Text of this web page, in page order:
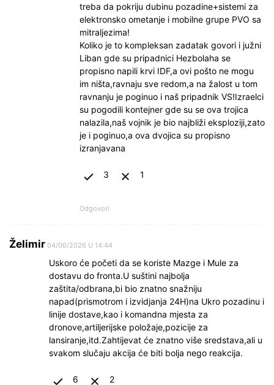
treba da pokriju dubinu pozadine+sistemi za
elektronsko ometanje i mobilne grupe PVO sa
mitraljezima!
Koliko je to kompleksan zadatak govori i južni
Liban gde su pripadnici Hezbolaha se
propisno napili krvi IDF,a ovi pošto ne mogu
im ništa,ravnaju sve redom,a na žalost u tom
ravnanju je poginuo i naš pripadnik VS!Izraelci
su pogodili kontejner gde su se ova trojica
nalazila,naš vojnik je bio najbliži eksploziji,zato
je i poginuo,a ova dvojica su propisno
izranjavana
3 1
Odgovori
Želimir 04/06/2026 U 14:44
Uskoro će početi da se koriste Mazge i Mule za
dostavu do fronta.U suštini najbolja
zaštita/odbrana,bi bio znatno snažniju
napad(prismotrom i izvidjanja 24H)na Ukro pozadinu i
linije dostave,kao i komandna mjesta za
dronove,artiljerijske položaje,pozicije za
lansiranje,itd.Zahtijevat će znatno više sredstava,ali u
svakom slučaju akcija će biti bolja nego reakcija.
6 2